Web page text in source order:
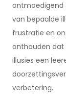
ontmoedigend
van bepaalde
frustratie en
onthouden dat
illusies een
verbetering.